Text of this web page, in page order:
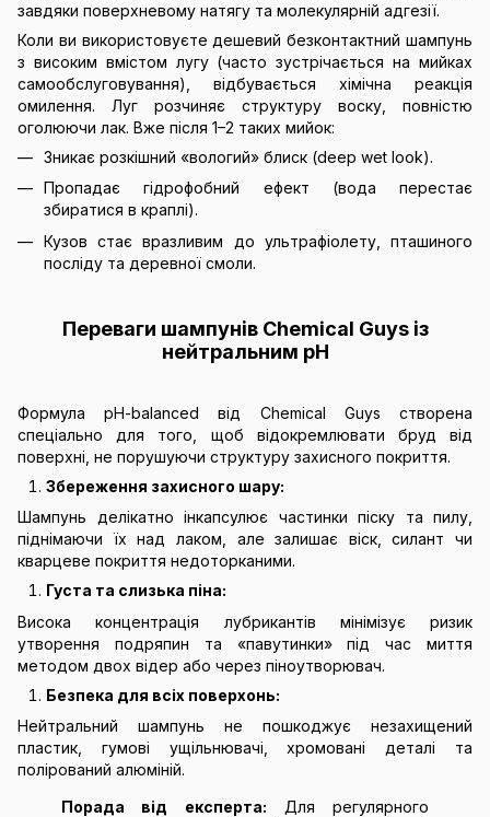
завдяки поверхневому натягу та молекулярній адгезії.
Коли ви використовуєте дешевий безконтактний шампунь
з високим вмістом лугу (часто зустрічається на мийках
самообслуговування), відбувається хімічна реакція
омилення. Луг розчиняє структуру воску, повністю
оголюючи лак. Вже після 1–2 таких мийок:
Зникає розкішний «вологий» блиск (deep wet look).
Пропадає гідрофобний ефект (вода перестає
збиратися в краплі).
Кузов стає вразливим до ультрафіолету, пташиного
посліду та деревної смоли.
Переваги шампунів Chemical Guys із
нейтральним pH
Формула pH-balanced від Chemical Guys створена
спеціально для того, щоб відокремлювати бруд від
поверхні, не порушуючи структуру захисного покриття.
Збереження захисного шару:
Шампунь делікатно інкапсулює частинки піску та пилу,
піднімаючи їх над лаком, але залишає віск, силант чи
кварцеве покриття недоторканими.
Густа та слизька піна:
Висока концентрація лубрикантів мінімізує ризик
утворення подряпин та «павутинки» під час миття
методом двох відер або через піноутворювач.
Безпека для всіх поверхонь:
Нейтральний шампунь не пошкоджує незахищений
пластик, гумові ущільнювачі, хромовані деталі та
полірований алюміній.
Порада від експерта: Для регулярного